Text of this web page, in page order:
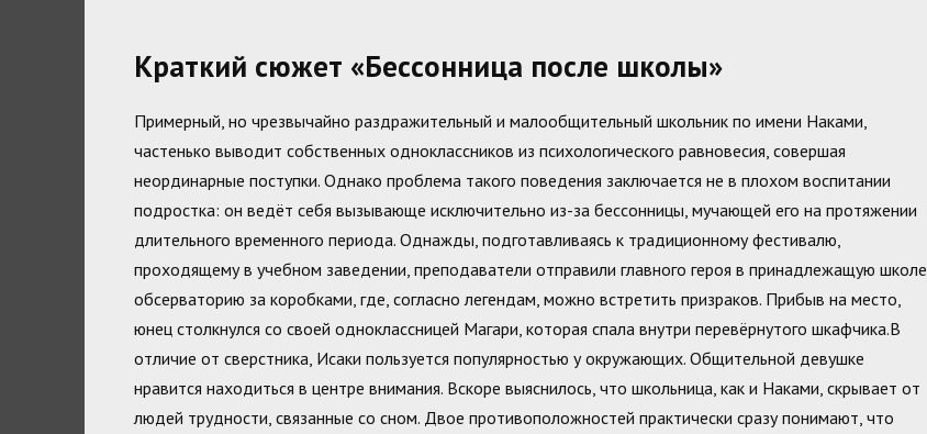
Краткий сюжет «Бессонница после школы»
Примерный, но чрезвычайно раздражительный и малообщительный школьник по имени Наками,
частенько выводит собственных одноклассников из психологического равновесия, совершая
неординарные поступки. Однако проблема такого поведения заключается не в плохом воспитании
подростка: он ведёт себя вызывающе исключительно из-за бессонницы, мучающей его на протяжении
длительного временного периода. Однажды, подготавливаясь к традиционному фестивалю,
проходящему в учебном заведении, преподаватели отправили главного героя в принадлежащую школе
обсерваторию за коробками, где, согласно легендам, можно встретить призраков. Прибыв на место,
юнец столкнулся со своей одноклассницей Магари, которая спала внутри перевёрнутого шкафчика.В
отличие от сверстника, Исаки пользуется популярностью у окружающих. Общительной девушке
нравится находиться в центре внимания. Вскоре выяснилось, что школьница, как и Наками, скрывает от
людей трудности, связанные со сном. Двое противоположностей практически сразу понимают, что